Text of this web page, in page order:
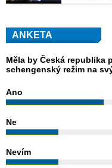
ANKETA
Měla by Česká republika
schengenský režim na
Ano
Ne
Nevím